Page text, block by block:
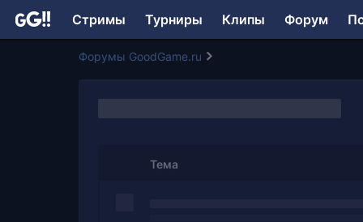
Стримы Турниры Клипы Форум
Форумы GoodGame.ru
Тема